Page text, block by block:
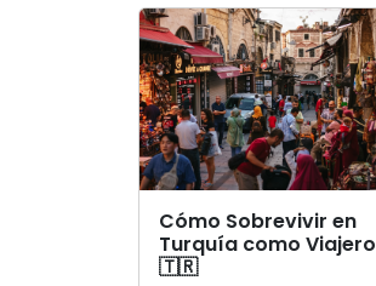
Cómo Sobrevivir en
Turquía como Viajero
🇹🇷